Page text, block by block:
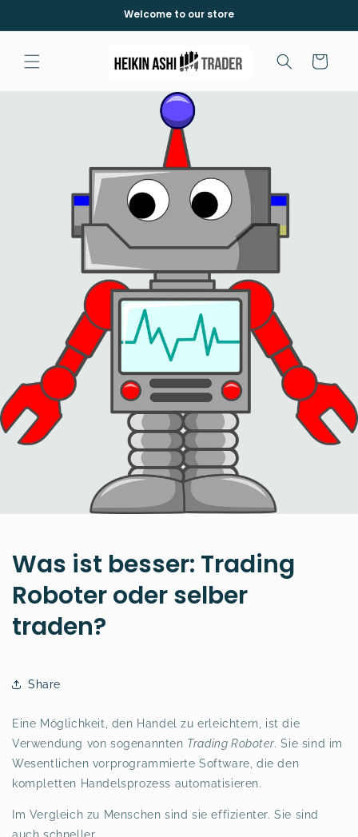
Welcome to our store
Cart
Was ist besser: Trading
Roboter oder selber
traden?
Share
Eine Möglichkeit, den Handel zu erleichtern, ist die
Verwendung von sogenannten Trading Roboter. Sie sind im
Wesentlichen vorprogrammierte Software, die den
kompletten Handelsprozess automatisieren.
Im Vergleich zu Menschen sind sie effizienter. Sie sind